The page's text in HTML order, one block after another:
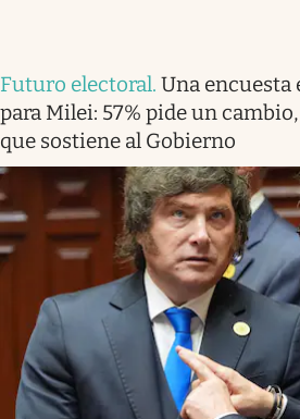
Futuro electoral. Una encuesta
para Milei: 57% pide un
que sostiene al Gobierno